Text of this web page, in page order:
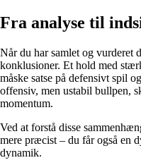
Fra analyse til
Når du har samlet og vurderet
konklusioner. Et hold med
måske satse på defensivt spil
offensiv, men ustabil bullpen,
momentum.
Ved at forstå disse
mere præcist – du får også en
dynamik.